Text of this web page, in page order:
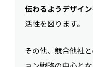
伝わるようデザイ
活性を図ります。
その他、競合他社